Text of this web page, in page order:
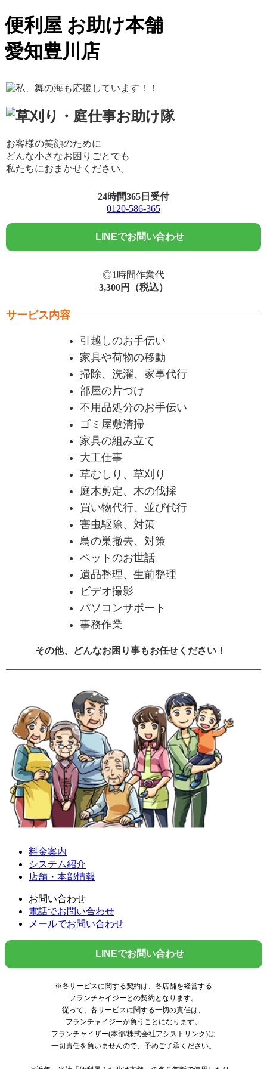
便利屋 お助け本舗
愛知豊川店
お客様の笑顔のために
どんな小さなお困りごとでも
私たちにおまかせください。
24時間365日受付
0120-586-365
LINEでお問い合わせ
◎1時間作業代
3,300円（税込）
サービス内容
引越しのお手伝い
家具や荷物の移動
掃除、洗濯、家事代行
部屋の片づけ
不用品処分のお手伝い
ゴミ屋敷清掃
家具の組み立て
大工仕事
草むしり、草刈り
庭木剪定、木の伐採
買い物代行、並び代行
害虫駆除、対策
鳥の巣撤去、対策
ペットのお世話
遺品整理、生前整理
ビデオ撮影
パソコンサポート
事務作業
その他、 どんなお困り事もお任せください！
料金案内
システム紹介
店舗・本部情報
お問い合わせ
電話でお問い合わせ
メールでお問い合わせ
LINEでお問い合わせ
※各サービスに関する契約は、各店舗を経営する
フランチャイジーとの契約となります。
従って、各サービスに関する一切の責任は、
フランチャイジーが負うことになります。
フランチャイザー(本部/株式会社アシストリンク)は
一切責任を負いませんので、予めご了承ください。